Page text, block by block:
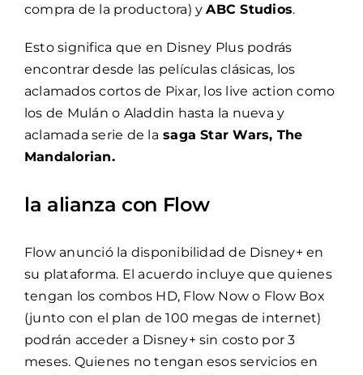
compra de la productora) yABC Studios.
Esto significa que en Disney Plus podrás
encontrar desde las películas clásicas, los
aclamados cortos de Pixar, los live action como
los de Mulán o Aladdin hasta la nueva y
aclamada serie de la saga Star Wars, The
Mandalorian.
la alianza con Flow
Flow anunció la disponibilidad de Disney+ en
su plataforma. El acuerdo incluye que quienes
tengan los combos HD, Flow Now o Flow Box
(junto con el plan de 100 megas de internet)
podrán acceder a Disney+ sin costo por 3
meses. Quienes no tengan esos servicios en